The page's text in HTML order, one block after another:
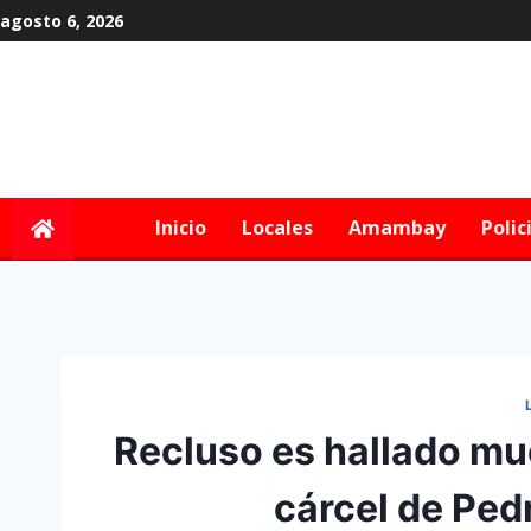
agosto 6, 2026
Inicio Locales Amambay
Recluso es hallado
cárcel de